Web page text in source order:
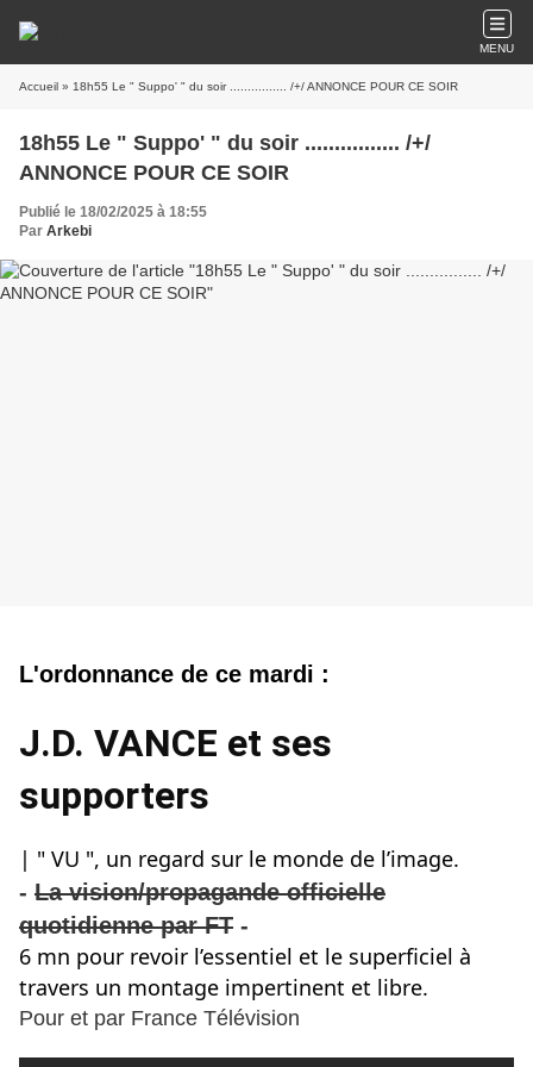
MENU
Accueil » 18h55 Le " Suppo' " du soir ................ /+/ ANNONCE POUR CE SOIR
18h55 Le " Suppo' " du soir ................ /+/
ANNONCE POUR CE SOIR
Publié le 18/02/2025 à 18:55
Par Arkebi
L'ordonnance de ce mardi :
J.D. VANCE et ses
supporters
| " VU ", un regard sur le monde de l’image.
- La vision/propagande officielle
quotidienne par FT -
6 mn pour revoir l’essentiel et le superficiel à
travers un montage impertinent et libre.
Pour et par France Télévision